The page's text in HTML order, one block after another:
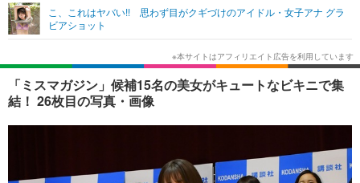
ショッピング その他
エンタメTOP
韓国・芸能
音楽 スポーツ
その他
ライフ
ライフTOP グルメ
ペット ショッピング
その他
リリース一覧
プッシュ通知の停止方法
こ、これはヤバい!! 思わず目がクギづけのアイドル・女子アナ グラ
ビアショット
「ミスマガジン」候補15名の美女がキュートなビキニで集
結！ 26枚目の写真・画像